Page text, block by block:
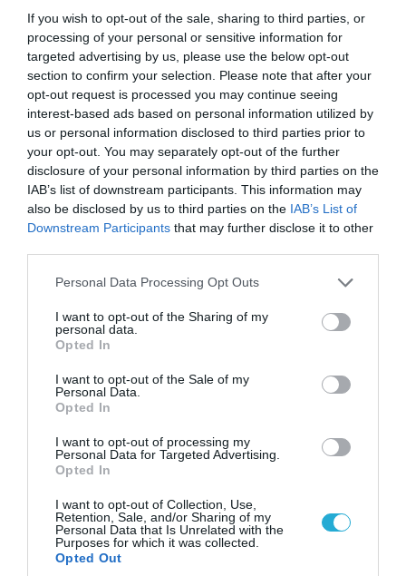
If you wish to opt-out of the sale, sharing to third parties, or
processing of your personal or sensitive information for
targeted advertising by us, please use the below opt-out
section to confirm your selection. Please note that after your
opt-out request is processed you may continue seeing
interest-based ads based on personal information utilized by
us or personal information disclosed to third parties prior to
your opt-out. You may separately opt-out of the further
disclosure of your personal information by third parties on the
IAB’s list of downstream participants. This information may
also be disclosed by us to third parties on the IAB’s List of
Downstream Participants that may further disclose it to other
Please note that this website/app uses one or more Google
not limited to your visit or usage behaviour. You may click to
grant or deny consent to Google and its third-party tags to
use your data for below specified purposes in below Google
consent section.
Personal Data Processing Opt Outs
I want to opt-out of the Sharing of my
personal data.
Opted In
I want to opt-out of the Sale of my
Personal Data.
Opted In
I want to opt-out of processing my
Personal Data for Targeted Advertising.
Opted In
I want to opt-out of Collection, Use,
Retention, Sale, and/or Sharing of my
Personal Data that Is Unrelated with the
Purposes for which it was collected.
Opted Out
06.08.2026 | 10:02
Ανησυχία στην Δύση: H Ρωσία εξοπλίζει τα Su-
57 με νέους πυραύλους που «κυνηγούν» τον
στόχο μέσα από παρεμβολές!
ΠΟΛΙΤΙΚΗ